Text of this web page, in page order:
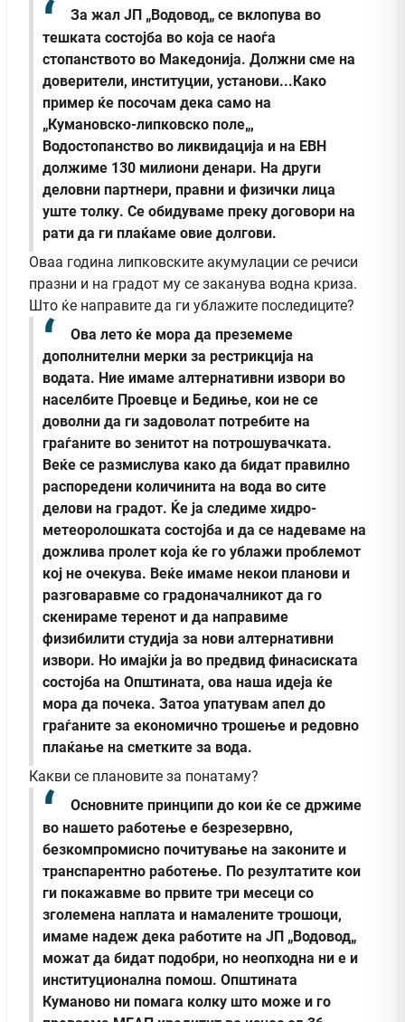
За жал ЈП „Водовод„ се вклопува во
тешката состојба во која се наоѓа
стопанството во Македонија. Должни сме на
доверители, институции, установи...Како
пример ќе посочам дека само на
„Кумановско-липковско поле„,
Водостопанство во ликвидација и на ЕВН
должиме 130 милиони денари. На други
деловни партнери, правни и физички лица
уште толку. Се обидуваме преку договори на
рати да ги плаќаме овие долгови.
Оваа година липковските акумулации се речиси
празни и на градот му се заканува водна криза.
Што ќе направите да ги ублажите последиците?
Ова лето ќе мора да преземеме
дополнителни мерки за рестрикција на
водата. Ние имаме алтернативни извори во
населбите Проевце и Бедиње, кои не се
доволни да ги задоволат потребите на
граѓаните во зенитот на потрошувачката.
Веќе се размислува како да бидат правилно
распоредени количинита на вода во сите
делови на градот. Ќе ја следиме хидро-
метеоролошката состојба и да се надеваме на
дожлива пролет која ќе го ублажи проблемот
кој не очекува. Веќе имаме некои планови и
разговаравме со градоначалникот да го
скенираме теренот и да направиме
физибилити студија за нови алтернативни
извори. Но имајќи ја во предвид финасиската
состојба на Општината, ова наша идеја ќе
мора да почека. Затоа упатувам апел до
граѓаните за економично трошење и редовно
плаќање на сметките за вода.
Какви се плановите за понатаму?
Основните принципи до кои ќе се држиме
во нашето работење е безрезервно,
безкомпромисно почитување на законите и
транспарентно работење. По резултатите кои
ги покажавме во првите три месеци со
зголемена наплата и намалените трошоци,
имаме надеж дека работите на ЈП „Водовод„
можат да бидат подобри, но неопходна ни е и
институционална помош. Општината
Куманово ни помага колку што може и го